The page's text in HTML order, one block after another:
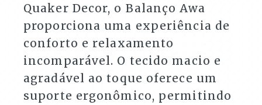
Quaker Decor, o Balanço Awa
proporciona uma experiência de
conforto e relaxamento
incomparável. O tecido macio e
agradável ao toque oferece um
suporte ergonômico, permitindo